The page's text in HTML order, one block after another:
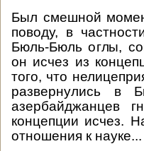
Был смешной
поводу, в
Бюль-Бюль оглы,
он исчез из
того, что
развернулись в
азербайджанцев
концепции исчез.
отношения к науке...